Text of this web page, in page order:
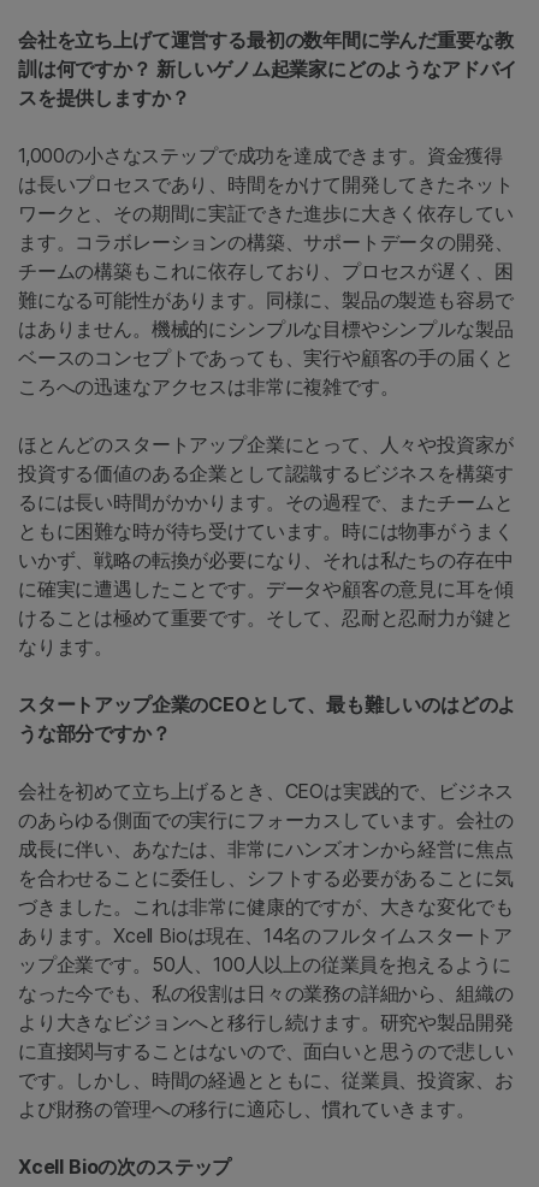
会社を立ち上げて運営する最初の数年間に学んだ重要な教
訓は何ですか？ 新しいゲノム起業家にどのようなアドバイ
スを提供しますか？
1,000の小さなステップで成功を達成できます。資金獲得
は長いプロセスであり、時間をかけて開発してきたネット
ワークと、その期間に実証できた進歩に大きく依存してい
ます。コラボレーションの構築、サポートデータの開発、
チームの構築もこれに依存しており、プロセスが遅く、困
難になる可能性があります。同様に、製品の製造も容易で
はありません。機械的にシンプルな目標やシンプルな製品
ベースのコンセプトであっても、実行や顧客の手の届くと
ころへの迅速なアクセスは非常に複雑です。
ほとんどのスタートアップ企業にとって、人々や投資家が
投資する価値のある企業として認識するビジネスを構築す
るには長い時間がかかります。その過程で、またチームと
ともに困難な時が待ち受けています。時には物事がうまく
いかず、戦略の転換が必要になり、それは私たちの存在中
に確実に遭遇したことです。データや顧客の意見に耳を傾
けることは極めて重要です。そして、忍耐と忍耐力が鍵と
なります。
スタートアップ企業のCEOとして、最も難しいのはどのよ
うな部分ですか？
会社を初めて立ち上げるとき、CEOは実践的で、ビジネス
のあらゆる側面での実行にフォーカスしています。会社の
成長に伴い、あなたは、非常にハンズオンから経営に焦点
を合わせることに委任し、シフトする必要があることに気
づきました。これは非常に健康的ですが、大きな変化でも
あります。Xcell Bioは現在、14名のフルタイムスタートア
ップ企業です。50人、100人以上の従業員を抱えるように
なった今でも、私の役割は日々の業務の詳細から、組織の
より大きなビジョンへと移行し続けます。研究や製品開発
に直接関与することはないので、面白いと思うので悲しい
です。しかし、時間の経過とともに、従業員、投資家、お
よび財務の管理への移行に適応し、慣れていきます。
Xcell Bioの次のステップ